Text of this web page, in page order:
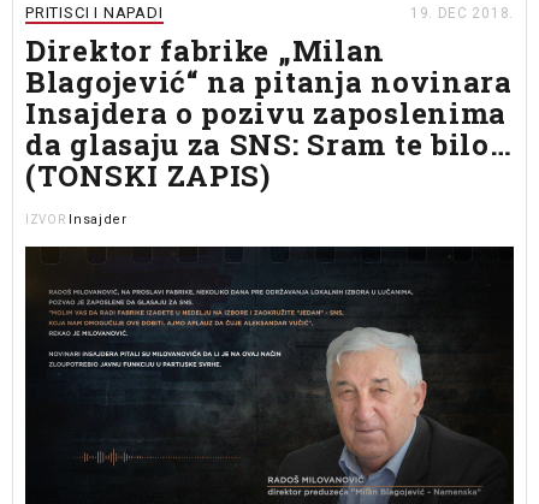
PRITISCI I NAPADI 19. DEC 2018.
Direktor fabrike „Milan
Blagojević“ na pitanja novinara
Insajdera o pozivu zaposlenima
da glasaju za SNS: Sram te bilo…
(TONSKI ZAPIS)
IZVOR Insajder